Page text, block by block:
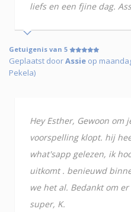
liefs en een fjine dag.
Getuigenis van 5
Geplaatst doorAssie op
Pekela)
Hey Esther, Gewoon om
voorspelling klopt. hij
what'sapp gelezen, ik
uitkomt . benieuwd
we het al. Bedankt om
super, K.